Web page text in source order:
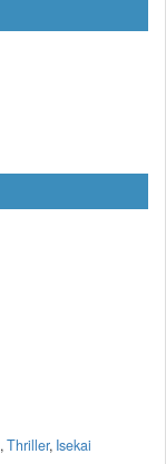
,Thriller, Isekai